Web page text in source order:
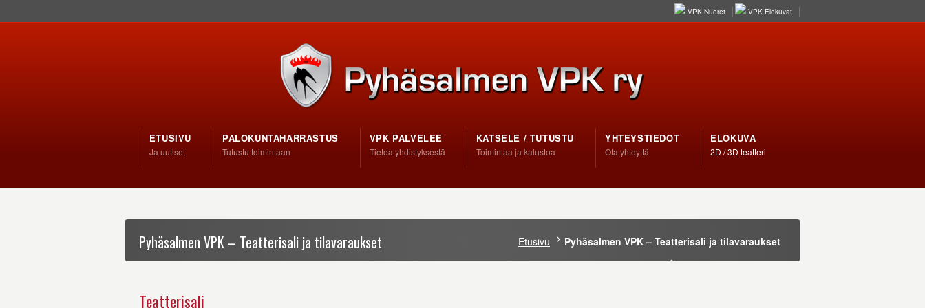
VPK Nuoret VPK Elokuvat
ETUSIVU
Ja uutiset
PALOKUNTAHARRASTUS
Tutustu toimintaan
VPK PALVELEE
Tietoa yhdistyksestä
KATSELE / TUTUSTU
Toimintaa ja kalustoa
YHTEYSTIEDOT
Ota yhteyttä
ELOKUVA
2D / 3D teatteri
Pyhäsalmen VPK – Teatterisali ja tilavaraukset Etusivu Pyhäsalmen VPK – Teatterisali ja tilavaraukset
Teatterisali